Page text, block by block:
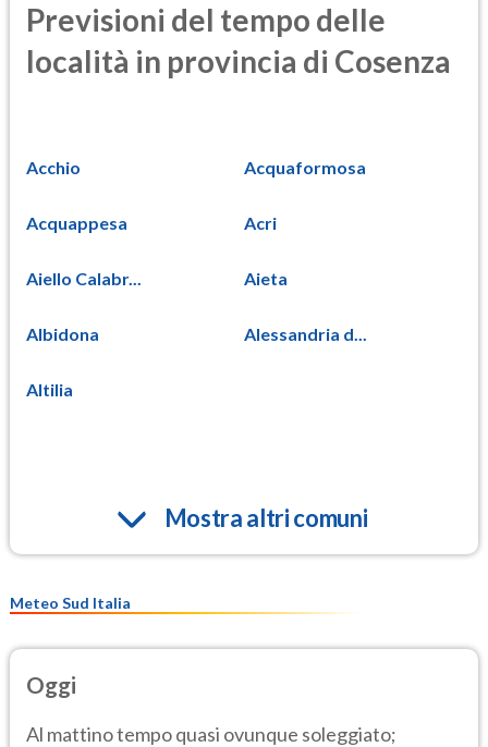
Previsioni del tempo delle
località in provincia di Cosenza
Acchio Acquaformosa
Acquappesa Acri
Aiello Calabr... Aieta
Albidona Alessandria d...
Altilia
Mostra altri comuni
Meteo Sud Italia
Oggi
Al mattino tempo quasi ovunque soleggiato;